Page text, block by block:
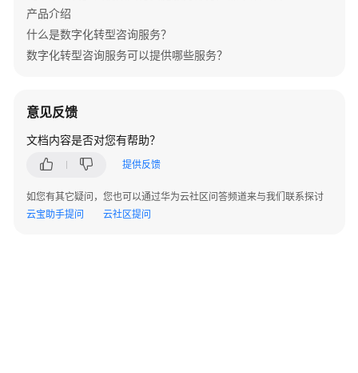
运
维
与
上
保
护
航
产品介绍
什么是数字化转型咨询服务？
数字化转型咨询服务可以提供哪些服务？
意见反馈
文档内容是否对您有帮助？
提供反馈
如您有其它疑问，您也可以通过华为云社区问答频道来与我们联系探讨
云宝助手提问
云社区提问